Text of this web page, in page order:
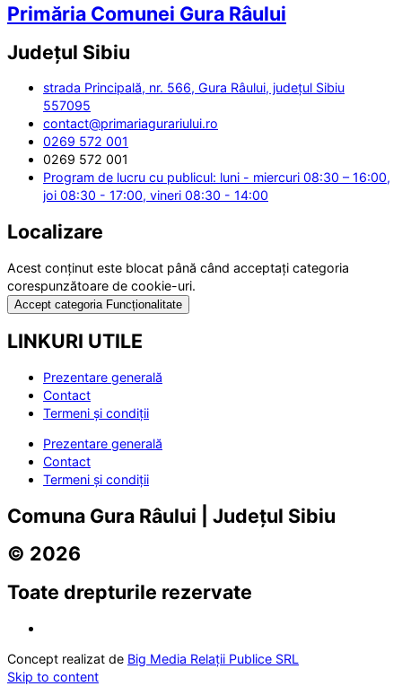
Primăria Comunei Gura Râului
Județul Sibiu
strada Principală, nr. 566, Gura Râului, județul Sibiu
557095
contact@primariagurariului.ro
0269 572 001
0269 572 001
Program de lucru cu publicul: luni - miercuri 08:30 – 16:00,
joi 08:30 - 17:00, vineri 08:30 - 14:00
Localizare
Acest conținut este blocat până când acceptați categoria
corespunzătoare de cookie-uri.
Accept categoria Funcționalitate
LINKURI UTILE
Prezentare generală
Contact
Termeni și condiții
Prezentare generală
Contact
Termeni și condiții
Comuna Gura Râului | Județul Sibiu
© 2026
Toate drepturile rezervate
Concept realizat de Big Media Relații Publice SRL
Skip to content